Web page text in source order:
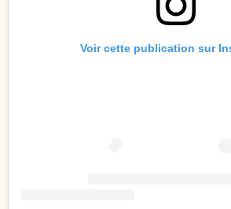
Voir cette publication sur